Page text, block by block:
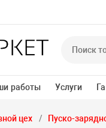
работы Услуги
цех Пуско-